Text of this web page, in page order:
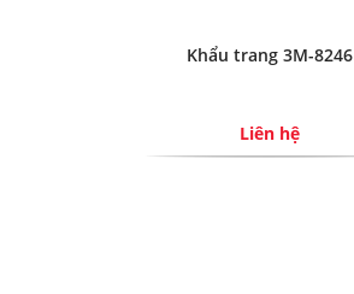
Khẩu trang 3M-8246
Liên hệ